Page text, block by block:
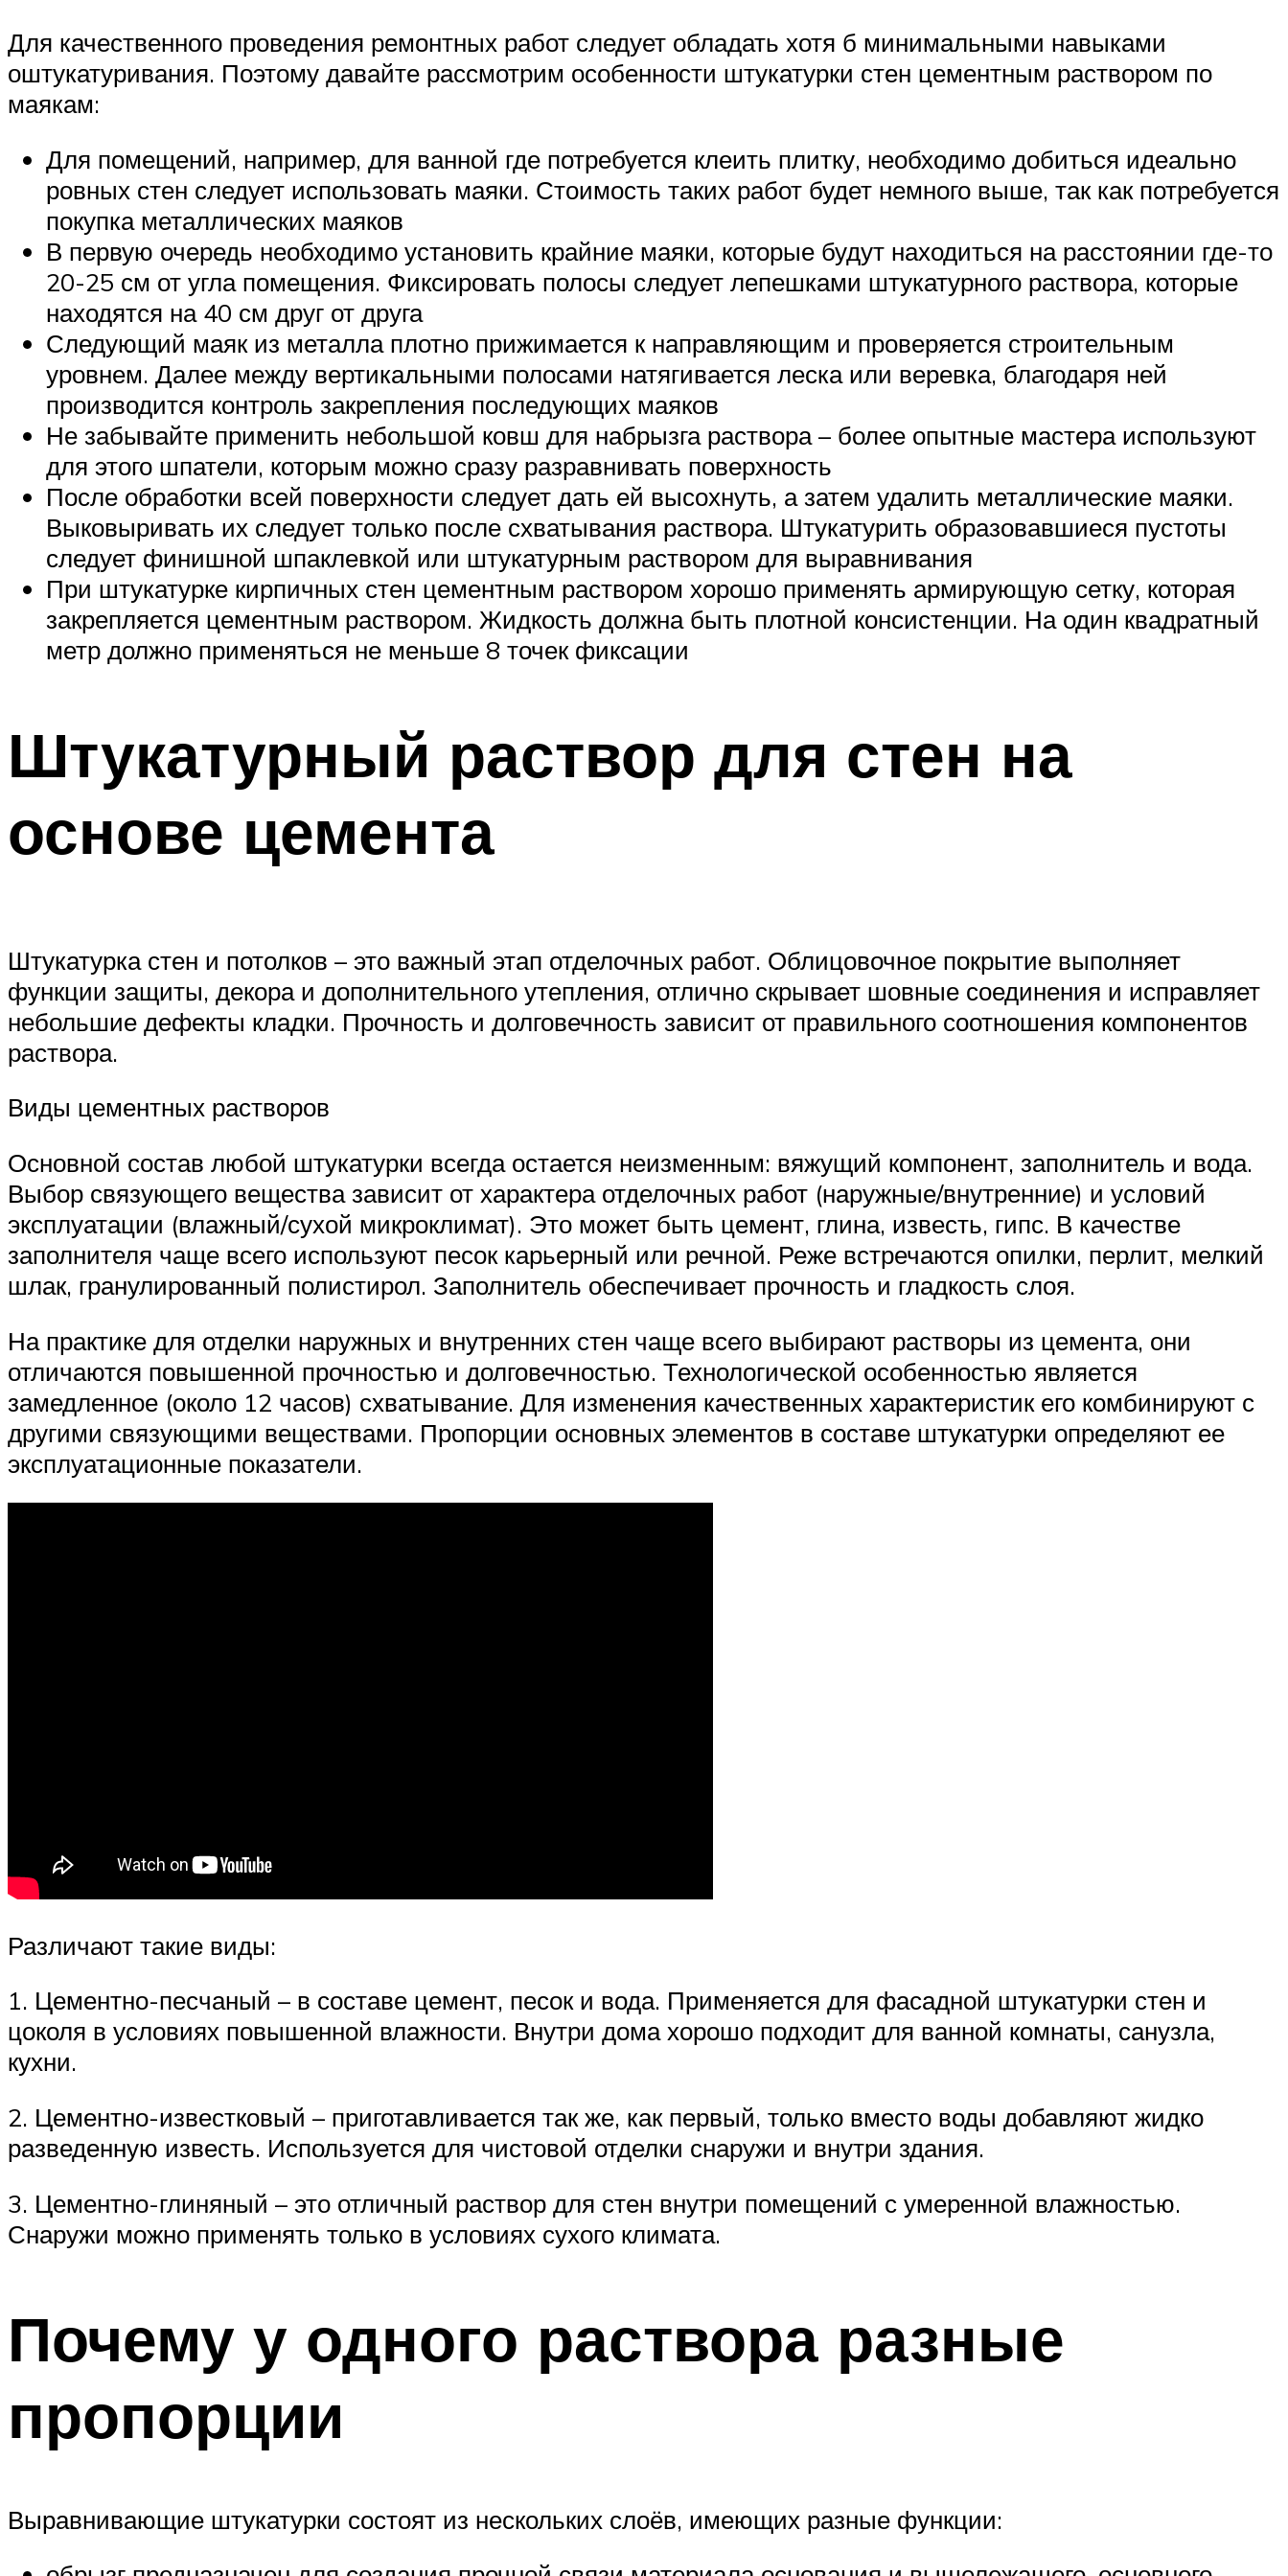
Для качественного проведения ремонтных работ следует обладать хотя б минимальными навыками
оштукатуривания. Поэтому давайте рассмотрим особенности штукатурки стен цементным раствором по
маякам:
Для помещений, например, для ванной где потребуется клеить плитку, необходимо добиться идеально
ровных стен следует использовать маяки. Стоимость таких работ будет немного выше, так как потребуется
покупка металлических маяков
В первую очередь необходимо установить крайние маяки, которые будут находиться на расстоянии где-то
20-25 см от угла помещения. Фиксировать полосы следует лепешками штукатурного раствора, которые
находятся на 40 см друг от друга
Следующий маяк из металла плотно прижимается к направляющим и проверяется строительным
уровнем. Далее между вертикальными полосами натягивается леска или веревка, благодаря ней
производится контроль закрепления последующих маяков
Не забывайте применить небольшой ковш для набрызга раствора – более опытные мастера используют
для этого шпатели, которым можно сразу разравнивать поверхность
После обработки всей поверхности следует дать ей высохнуть, а затем удалить металлические маяки.
Выковыривать их следует только после схватывания раствора. Штукатурить образовавшиеся пустоты
следует финишной шпаклевкой или штукатурным раствором для выравнивания
При штукатурке кирпичных стен цементным раствором хорошо применять армирующую сетку, которая
закрепляется цементным раствором. Жидкость должна быть плотной консистенции. На один квадратный
метр должно применяться не меньше 8 точек фиксации
Штукатурный раствор для стен на
основе цемента
Штукатурка стен и потолков – это важный этап отделочных работ. Облицовочное покрытие выполняет
функции защиты, декора и дополнительного утепления, отлично скрывает шовные соединения и исправляет
небольшие дефекты кладки. Прочность и долговечность зависит от правильного соотношения компонентов
раствора.
Виды цементных растворов
Основной состав любой штукатурки всегда остается неизменным: вяжущий компонент, заполнитель и вода.
Выбор связующего вещества зависит от характера отделочных работ (наружные/внутренние) и условий
эксплуатации (влажный/сухой микроклимат). Это может быть цемент, глина, известь, гипс. В качестве
заполнителя чаще всего используют песок карьерный или речной. Реже встречаются опилки, перлит, мелкий
шлак, гранулированный полистирол. Заполнитель обеспечивает прочность и гладкость слоя.
На практике для отделки наружных и внутренних стен чаще всего выбирают растворы из цемента, они
отличаются повышенной прочностью и долговечностью. Технологической особенностью является
замедленное (около 12 часов) схватывание. Для изменения качественных характеристик его комбинируют с
другими связующими веществами. Пропорции основных элементов в составе штукатурки определяют ее
эксплуатационные показатели.
Различают такие виды:
1. Цементно-песчаный – в составе цемент, песок и вода. Применяется для фасадной штукатурки стен и
цоколя в условиях повышенной влажности. Внутри дома хорошо подходит для ванной комнаты, санузла,
кухни.
2. Цементно-известковый – приготавливается так же, как первый, только вместо воды добавляют жидко
разведенную известь. Используется для чистовой отделки снаружи и внутри здания.
3. Цементно-глиняный – это отличный раствор для стен внутри помещений с умеренной влажностью.
Снаружи можно применять только в условиях сухого климата.
Почему у одного раствора разные
пропорции
Выравнивающие штукатурки состоят из нескольких слоёв, имеющих разные функции: